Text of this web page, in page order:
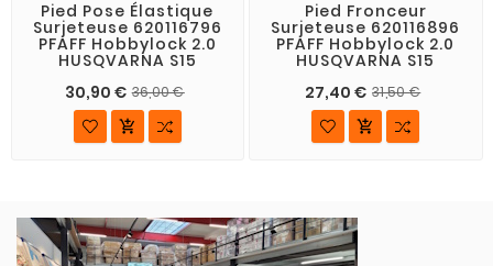
Pied Pose Élastique
Surjeteuse 620116796
PFAFF Hobbylock 2.0
HUSQVARNA S15
30,90 € 36,00 €

Pied Fronceur
Surjeteuse 620116896
PFAFF Hobbylock 2.0
HUSQVARNA S15
27,40 € 31,50 €
